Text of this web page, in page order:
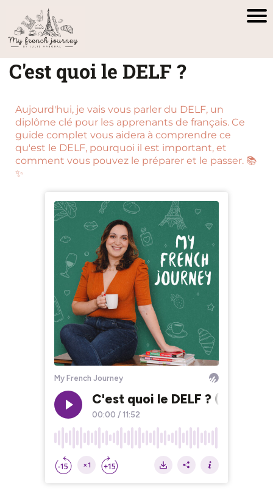
C'est quoi le DELF ?
Aujourd'hui, je vais vous parler du DELF, un
diplôme clé pour les apprenants de français. Ce
guide complet vous aidera à comprendre ce
qu'est le DELF, pourquoi il est important, et
comment vous pouvez le préparer et le passer. 📚
✨